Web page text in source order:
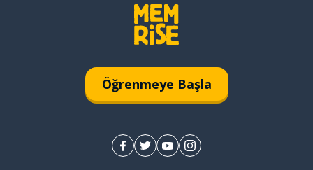
Öğrenmeye Başla